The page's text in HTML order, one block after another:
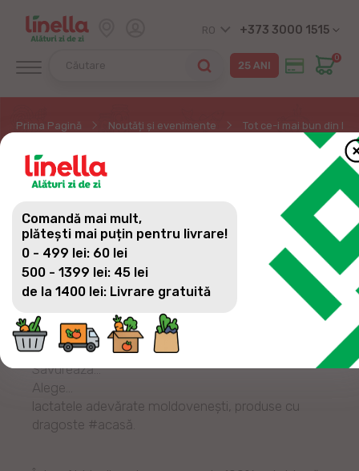
RO +373 3000 1515
0
Prima Pagină Noutăți și evenimente Tot ce-i mai bun din
TOT CE-I MAI BUN DIN
LAPTE - PRODUS ACASĂ,
CU DRAG DE LA
GOSPODARII NOȘTRI
Simte…
Savurează…
Alege…
lactatele adevărate moldovenești, produse cu
dragoste #acasă.
Comandă mai mult,
plătești mai puțin pentru livrare!
0 - 499 lei: 60 lei
500 - 1399 lei: 45 lei
de la 1400 lei: Livrare gratuită